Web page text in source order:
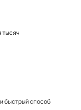
тысяч
быстрый способ